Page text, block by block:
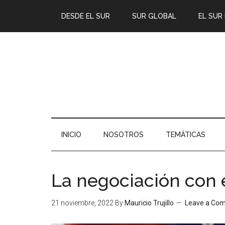
DESDE EL SUR SUR GLOBAL EL SUR
INICIO NOSOTROS TEMÁTICAS
La negociación con
21 noviembre, 2022 By Mauricio Trujillo Leave a